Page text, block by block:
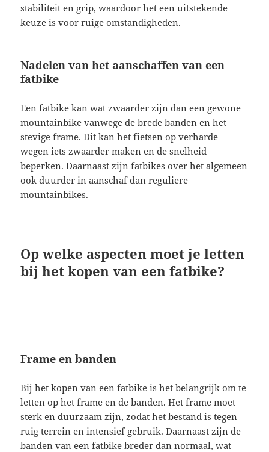
stabiliteit en grip, waardoor het een uitstekende
keuze is voor ruige omstandigheden.
Nadelen van het aanschaffen van een
fatbike
Een fatbike kan wat zwaarder zijn dan een gewone
mountainbike vanwege de brede banden en het
stevige frame. Dit kan het fietsen op verharde
wegen iets zwaarder maken en de snelheid
beperken. Daarnaast zijn fatbikes over het algemeen
ook duurder in aanschaf dan reguliere
mountainbikes.
Op welke aspecten moet je letten
bij het kopen van een fatbike?
Frame en banden
Bij het kopen van een fatbike is het belangrijk om te
letten op het frame en de banden. Het frame moet
sterk en duurzaam zijn, zodat het bestand is tegen
ruig terrein en intensief gebruik. Daarnaast zijn de
banden van een fatbike breder dan normaal, wat